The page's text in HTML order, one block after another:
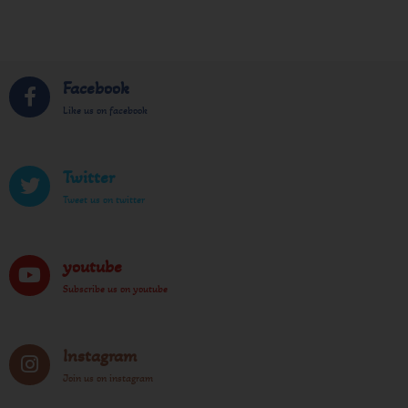
Facebook
Like us on facebook
Twitter
Tweet us on twitter
youtube
Subscribe us on youtube
Instagram
Join us on instagram